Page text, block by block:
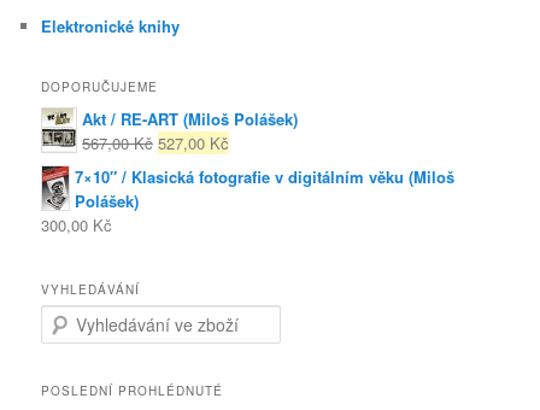
Elektronické knihy
DOPORUČUJEME
Akt / RE-ART (Miloš Polášek)
567,00 Kč 527,00 Kč
7×10″ / Klasická fotografie v digitálním věku (Miloš
Polášek)
300,00 Kč
VYHLEDÁVÁNÍ
Search for:
POSLEDNÍ PROHLÉDNUTÉ